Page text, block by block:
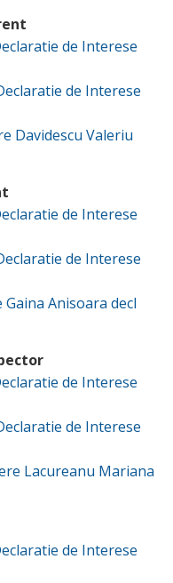
de Interese
de Interese
Davidescu Valeriu
de Interese
de Interese
Gaina Anisoara decl
de Interese
de Interese
Lacureanu Mariana
de Interese